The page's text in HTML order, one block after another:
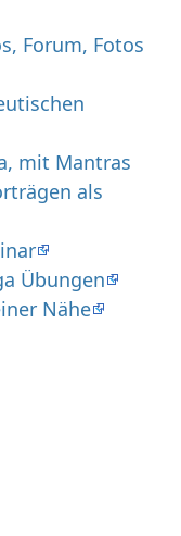
Forum, Fotos
mit Mantras
als
Übungen
Nähe